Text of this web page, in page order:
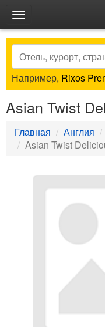
Toggle
navigation
Search
Например, Rixos
Asian Twist
Главная Англия
Asian Twist